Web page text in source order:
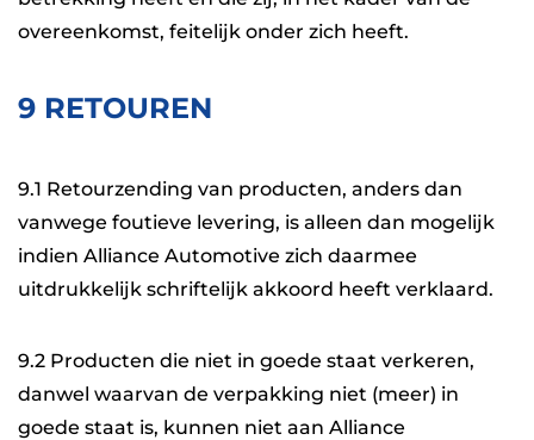
overeenkomst, feitelijk onder zich heeft.
9 RETOUREN
9.1 Retourzending van producten, anders dan
vanwege foutieve levering, is alleen dan mogelijk
indien Alliance Automotive zich daarmee
uitdrukkelijk schriftelijk akkoord heeft verklaard.
9.2 Producten die niet in goede staat verkeren,
danwel waarvan de verpakking niet (meer) in
goede staat is, kunnen niet aan Alliance